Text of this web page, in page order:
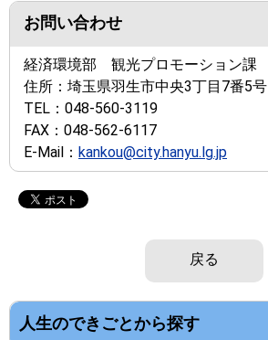
お問い合わせ
経済環境部 観光プロモーション課
住所： 埼玉県羽生市中央3丁目7番5号
TEL： 048-560-3119
FAX： 048-562-6117
E-Mail： kankou@city.hanyu.lg.jp
戻る
人生のできごとから探す